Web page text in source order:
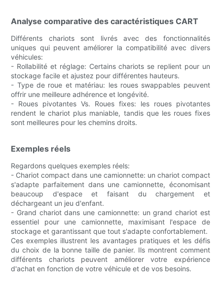
Analyse comparative des caractéristiques CART
Différents chariots sont livrés avec des fonctionnalités
uniques qui peuvent améliorer la compatibilité avec divers
véhicules:
- Rollabilité et réglage: Certains chariots se replient pour un
stockage facile et ajustez pour différentes hauteurs.
- Type de roue et matériau: les roues swappables peuvent
offrir une meilleure adhérence et longévité.
- Roues pivotantes Vs. Roues fixes: les roues pivotantes
rendent le chariot plus maniable, tandis que les roues fixes
sont meilleures pour les chemins droits.
Exemples réels
Regardons quelques exemples réels:
- Chariot compact dans une camionnette: un chariot compact
s'adapte parfaitement dans une camionnette, économisant
beaucoup d'espace et faisant du chargement et
déchargeant un jeu d'enfant.
- Grand chariot dans une camionnette: un grand chariot est
essentiel pour une camionnette, maximisant l'espace de
stockage et garantissant que tout s'adapte confortablement.
Ces exemples illustrent les avantages pratiques et les défis
du choix de la bonne taille de panier. Ils montrent comment
différents chariots peuvent améliorer votre expérience
d'achat en fonction de votre véhicule et de vos besoins.